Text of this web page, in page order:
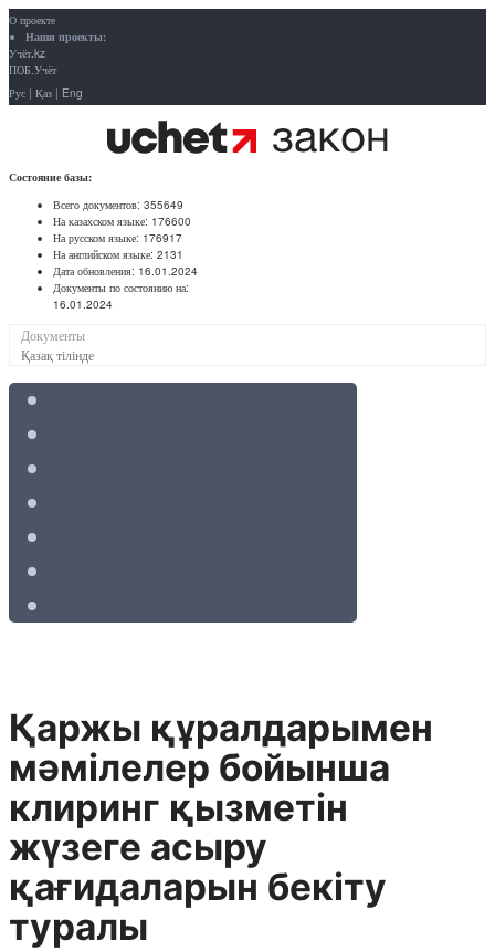
О проекте
Наши проекты:
Учёт.kz
ПОБ.Учёт
Рус | Қаз | Eng
Состояние базы:
Всего документов: 355649
На казахском языке: 176600
На русском языке: 176917
На английском языке: 2131
Дата обновления: 16.01.2024
Документы по состоянию на:
16.01.2024
Документы
Қазақ тілінде
Қаржы құралдарымен
мәмілелер бойынша
клиринг қызметін
жүзеге асыру
қағидаларын бекіту
туралы